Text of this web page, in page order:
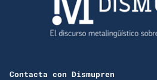
Contacta con Dismupren